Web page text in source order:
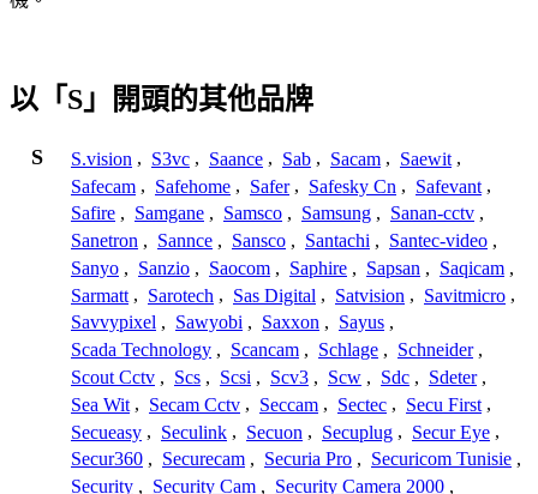
以「S」開頭的其他品牌
S S.vision , S3vc , Saance , Sab , Sacam , Saewit ,
Safecam , Safehome , Safer , Safesky Cn , Safevant ,
Safire , Samgane , Samsco , Samsung , Sanan-cctv ,
Sanetron , Sannce , Sansco , Santachi , Santec-video ,
Sanyo , Sanzio , Saocom , Saphire , Sapsan , Saqicam ,
Sarmatt , Sarotech , Sas Digital , Satvision , Savitmicro ,
Savvypixel , Sawyobi , Saxxon , Sayus ,
Scada Technology , Scancam , Schlage , Schneider ,
Scout Cctv , Scs , Scsi , Scv3 , Scw , Sdc , Sdeter ,
Sea Wit , Secam Cctv , Seccam , Sectec , Secu First ,
Secueasy , Seculink , Secuon , Secuplug , Secur Eye ,
Secur360 , Securecam , Securia Pro , Securicom Tunisie ,
Security , Security Cam , Security Camera 2000 ,